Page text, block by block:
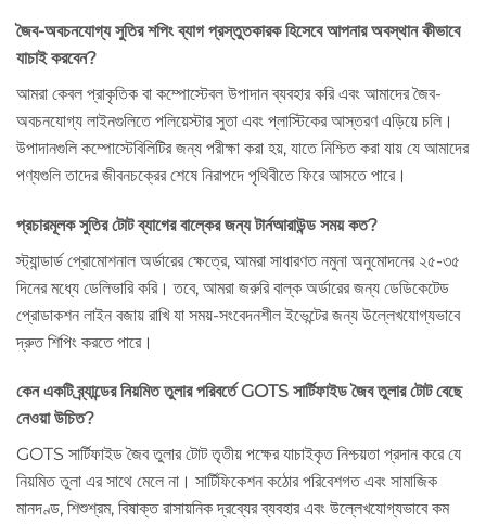
জৈব-অবচনযোগ্য সুতির শপিং ব্যাগ প্রস্তুতকারক হিসেবে আপনার অবস্থান কীভাবে
যাচাই করবেন?
আমরা কেবল প্রাকৃতিক বা কম্পোস্টেবল উপাদান ব্যবহার করি এবং আমাদের জৈব-
অবচনযোগ্য লাইনগুলিতে পলিয়েস্টার সুতা এবং প্লাস্টিকের আস্তরণ এড়িয়ে চলি।
উপাদানগুলি কম্পোস্টেবিলিটির জন্য পরীক্ষা করা হয়, যাতে নিশ্চিত করা যায় যে আমাদের
পণ্যগুলি তাদের জীবনচক্রের শেষে নিরাপদে পৃথিবীতে ফিরে আসতে পারে।
প্রচারমূলক সুতির টোট ব্যাগের বাল্কের জন্য টার্নআরাউন্ড সময় কত?
স্ট্যান্ডার্ড প্রোমোশনাল অর্ডারের ক্ষেত্রে, আমরা সাধারণত নমুনা অনুমোদনের ২৫-৩৫
দিনের মধ্যে ডেলিভারি করি। তবে, আমরা জরুরি বাল্ক অর্ডারের জন্য ডেডিকেটেড
প্রোডাকশন লাইন বজায় রাখি যা সময়-সংবেদনশীল ইভেন্টের জন্য উল্লেখযোগ্যভাবে
দ্রুত শিপিং করতে পারে।
কেন একটি ব্র্যান্ডের নিয়মিত তুলার পরিবর্তে GOTS সার্টিফাইড জৈব তুলার টোট বেছে
নেওয়া উচিত?
GOTS সার্টিফাইড জৈব তুলার টোট তৃতীয় পক্ষের যাচাইকৃত নিশ্চয়তা প্রদান করে যে
নিয়মিত তুলা এর সাথে মেলে না। সার্টিফিকেশন কঠোর পরিবেশগত এবং সামাজিক
মানদণ্ড, শিশুশ্রম, বিষাক্ত রাসায়নিক দ্রব্যের ব্যবহার এবং উল্লেখযোগ্যভাবে কম